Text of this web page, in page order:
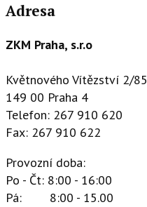
Adresa
ZKM Praha, s.r.o
Květnového Vítězství 2/85
149 00 Praha 4
Telefon: 267 910 620
Fax: 267 910 622
Provozní doba:
Po - Čt: 8:00 - 16:00
Pá: 8:00 - 15.00